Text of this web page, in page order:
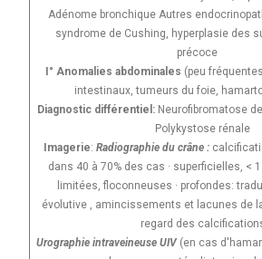
Adénome bronchique Autres
syndrome de Cushing, hyperplasie des
précoce
I° Anomalies abdominales (peu
intestinaux, tumeurs du foie,
Diagnostic différentiel: Neurofibromatose
Polykystose rénale
Imagerie: Radiographie du crâne :
dans 40 à 70% des cas · superficielles, <
limitées, floconneuses · profondes:
évolutive , amincissements et lacunes de
regard des
Urographie intraveineuse UIV (en cas